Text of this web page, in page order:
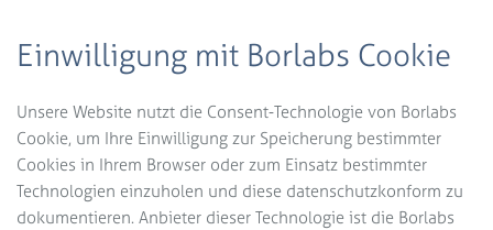
Einwilligung mit Borlabs Cookie
Unsere Website nutzt die Consent-Technologie von Borlabs
Cookie, um Ihre Einwilligung zur Speicherung bestimmter
Cookies in Ihrem Browser oder zum Einsatz bestimmter
Technologien einzuholen und diese datenschutzkonform zu
dokumentieren. Anbieter dieser Technologie ist die Borlabs